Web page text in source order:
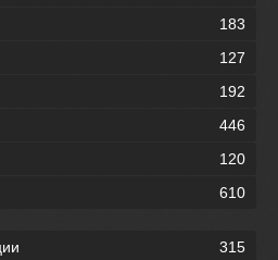
183
127
192
446
120
610
315